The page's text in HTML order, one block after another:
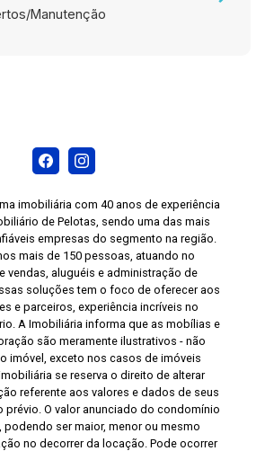
Manutenção
imobiliária com 40 anos de experiência
de Pelotas, sendo uma das mais
empresas do segmento na região.
mais de 150 pessoas, atuando no
vendas, aluguéis e administração de
soluções tem o foco de oferecer aos
e parceiros, experiência incríveis no
A Imobiliária informa que as mobílias e
são meramente ilustrativos - não
imóvel, exceto nos casos de imóveis
se reserva o direito de alterar
referente aos valores e dados de seus
prévio. O valor anunciado do condomínio
podendo ser maior, menor ou mesmo
no decorrer da locação. Pode ocorrer